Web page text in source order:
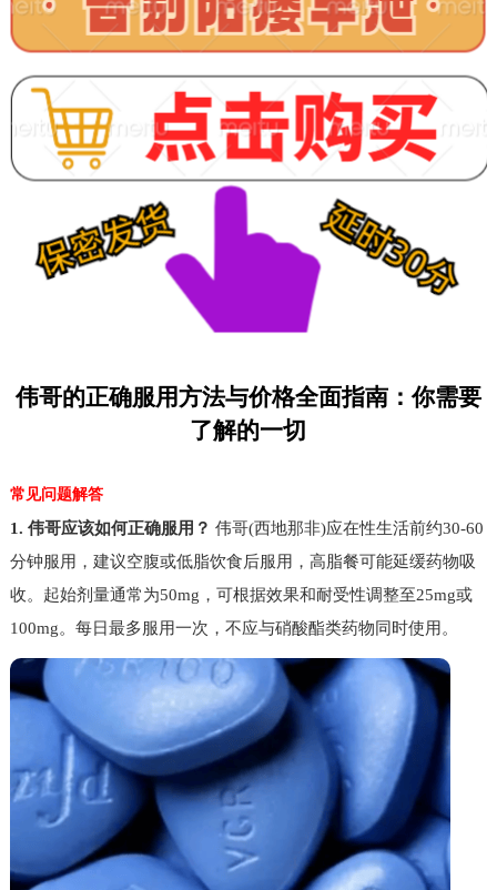
伟哥的正确服用方法与价格全面指南：你需要
了解的一切
常见问题解答
1. 伟哥应该如何正确服用？ 伟哥(西地那非)应在性生活前约30-60
分钟服用，建议空腹或低脂饮食后服用，高脂餐可能延缓药物吸
收。起始剂量通常为50mg，可根据效果和耐受性调整至25mg或
100mg。每日最多服用一次，不应与硝酸酯类药物同时使用。